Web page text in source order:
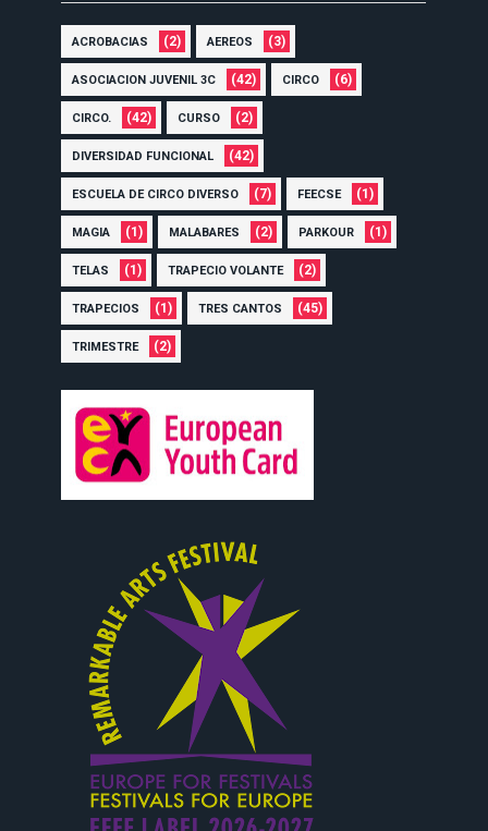
ACROBACIAS (2) AEREOS (3)
ASOCIACION JUVENIL 3C (42) CIRCO (6)
CIRCO. (42) CURSO (2)
DIVERSIDAD FUNCIONAL (42)
ESCUELA DE CIRCO DIVERSO (7) FEECSE (1)
MAGIA (1) MALABARES (2) PARKOUR (1)
TELAS (1) TRAPECIO VOLANTE (2)
TRAPECIOS (1) TRES CANTOS (45)
TRIMESTRE (2)